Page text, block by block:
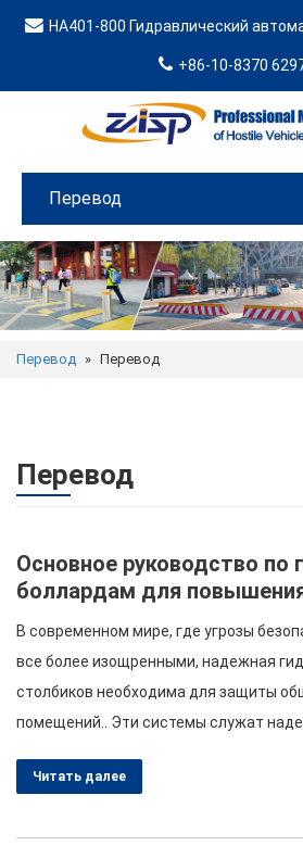
HA401-800 Гидравлический
+86-10-8370
Перевод
Перевод » Перевод
Перевод
Основное руководство по
боллардам для
В современном мире, где угрозы
все более изощренными, надежная
столбиков необходима для защиты
помещений.. Эти системы служат
чтобы только авторизованные
рассматриваются различные аспекты
Читать далее